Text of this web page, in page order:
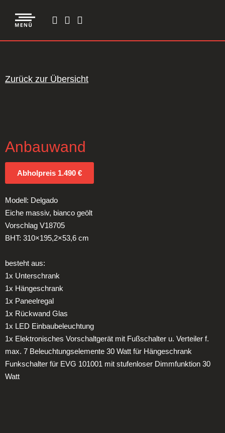
Zurück zur Übersicht
Anbauwand
Abholpreis 1.490 €
Modell: Delgado
Eiche massiv, bianco geölt
Vorschlag V18705
BHT: 310×195,2×53,6 cm
besteht aus:
1x Unterschrank
1x Hängeschrank
1x Paneelregal
1x Rückwand Glas
1x LED Einbaubeleuchtung
1x Elektronisches Vorschaltgerät mit Fußschalter u. Verteiler f.
max. 7 Beleuchtungselemente 30 Watt für Hängeschrank
Funkschalter für EVG 101001 mit stufenloser Dimmfunktion 30
Watt